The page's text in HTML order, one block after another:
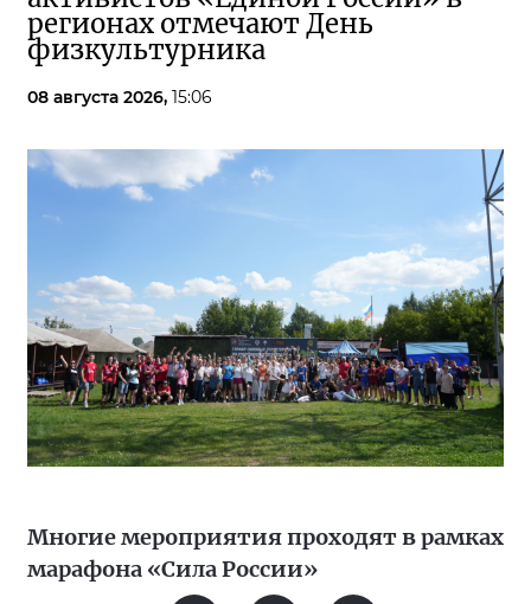
регионах отмечают День
физкультурника
08 августа 2026, 15:06
Многие мероприятия проходят в рамках
марафона «Сила России»